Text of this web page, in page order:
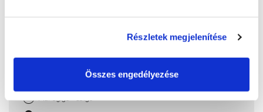
Részletek megjelenítése
Összes engedélyezése
Bella Állatpark
+36 30 939 6006 , +36 30 940 0484